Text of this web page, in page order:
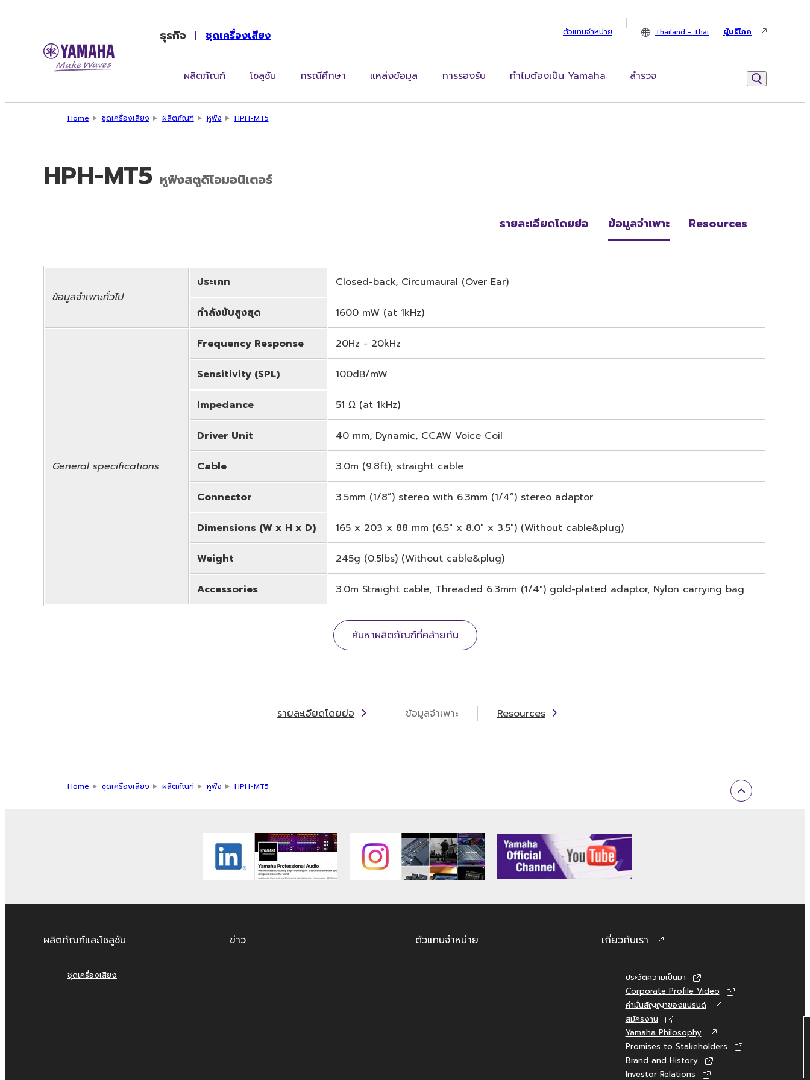
ธุรกิจ ชุดเครื่องเสียง
ผลิตภัณฑ์ โซลูชัน กรณีศึกษา แหล่งข้อมูล การรองรับ ทำไมต้องเป็น Yamaha สำรวจ
ตัวแทนจำหน่าย Thailand - Thai ผู้บริโภค
Home ชุดเครื่องเสียง ผลิตภัณฑ์ หูฟัง HPH-MT5
HPH-MT5 หูฟังสตูดิโอมอนิเตอร์
รายละเอียดโดยย่อ ข้อมูลจำเพาะ Resources
ข้อมูลจำเพาะทั่วไป
ประเภท Closed-back, Circumaural (Over Ear)
กำลังขับสูงสุด 1600 mW (at 1kHz)
General specifications
Frequency Response 20Hz - 20kHz
Sensitivity (SPL) 100dB/mW
Impedance 51 Ω (at 1kHz)
Driver Unit 40 mm, Dynamic, CCAW Voice Coil
Cable 3.0m (9.8ft), straight cable
Connector 3.5mm (1/8”) stereo with 6.3mm (1/4”) stereo adaptor
Dimensions (W x H x D) 165 x 203 x 88 mm (6.5" x 8.0" x 3.5") (Without cable&plug)
Weight 245g (0.5lbs) (Without cable&plug)
Accessories 3.0m Straight cable, Threaded 6.3mm (1/4") gold-plated adaptor, Nylon carrying bag
ค้นหาผลิตภัณฑ์ที่คล้ายกัน
รายละเอียดโดยย่อ ข้อมูลจำเพาะ Resources
Home ชุดเครื่องเสียง ผลิตภัณฑ์ หูฟัง HPH-MT5
ผลิตภัณฑ์และโซลูชัน
ชุดเครื่องเสียง
ข่าว ตัวแทนจำหน่าย เกี่ยวกับเรา
ประวัติความเป็นมา
Corporate Profile Video
คำมั่นสัญญาของแบรนด์
สมัครงาน
Yamaha Philosophy
Promises to Stakeholders
Brand and History
Investor Relations